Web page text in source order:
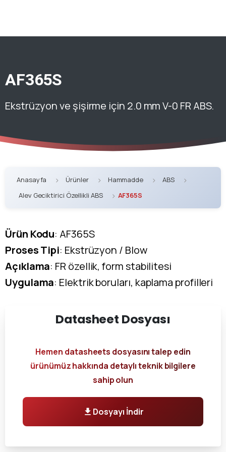
AF365S
Ekstrüzyon ve şişirme için 2.0 mm V-0 FR ABS.
Anasayfa Ürünler Hammadde
ABS
Alev Geciktirici Özellikli ABS
AF365S
Ürün Kodu: AF365S
Proses Tipi: Ekstrüzyon / Blow
Açıklama: FR özellik, form stabilitesi
Uygulama: Elektrik boruları, kaplama profilleri
Datasheet Dosyası
Hemen datasheets dosyasını talep edin
ürünümüz hakkında detaylı teknik bilgilere
sahip olun
Dosyayı İndir